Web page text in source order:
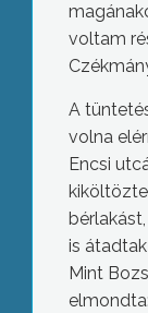
voltam
A
volna
Encsi
is
Mint